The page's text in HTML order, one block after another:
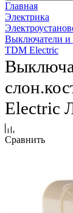
Главная
Электрика
Выключатели и
TDM Electric
Еlectric
Сравнить